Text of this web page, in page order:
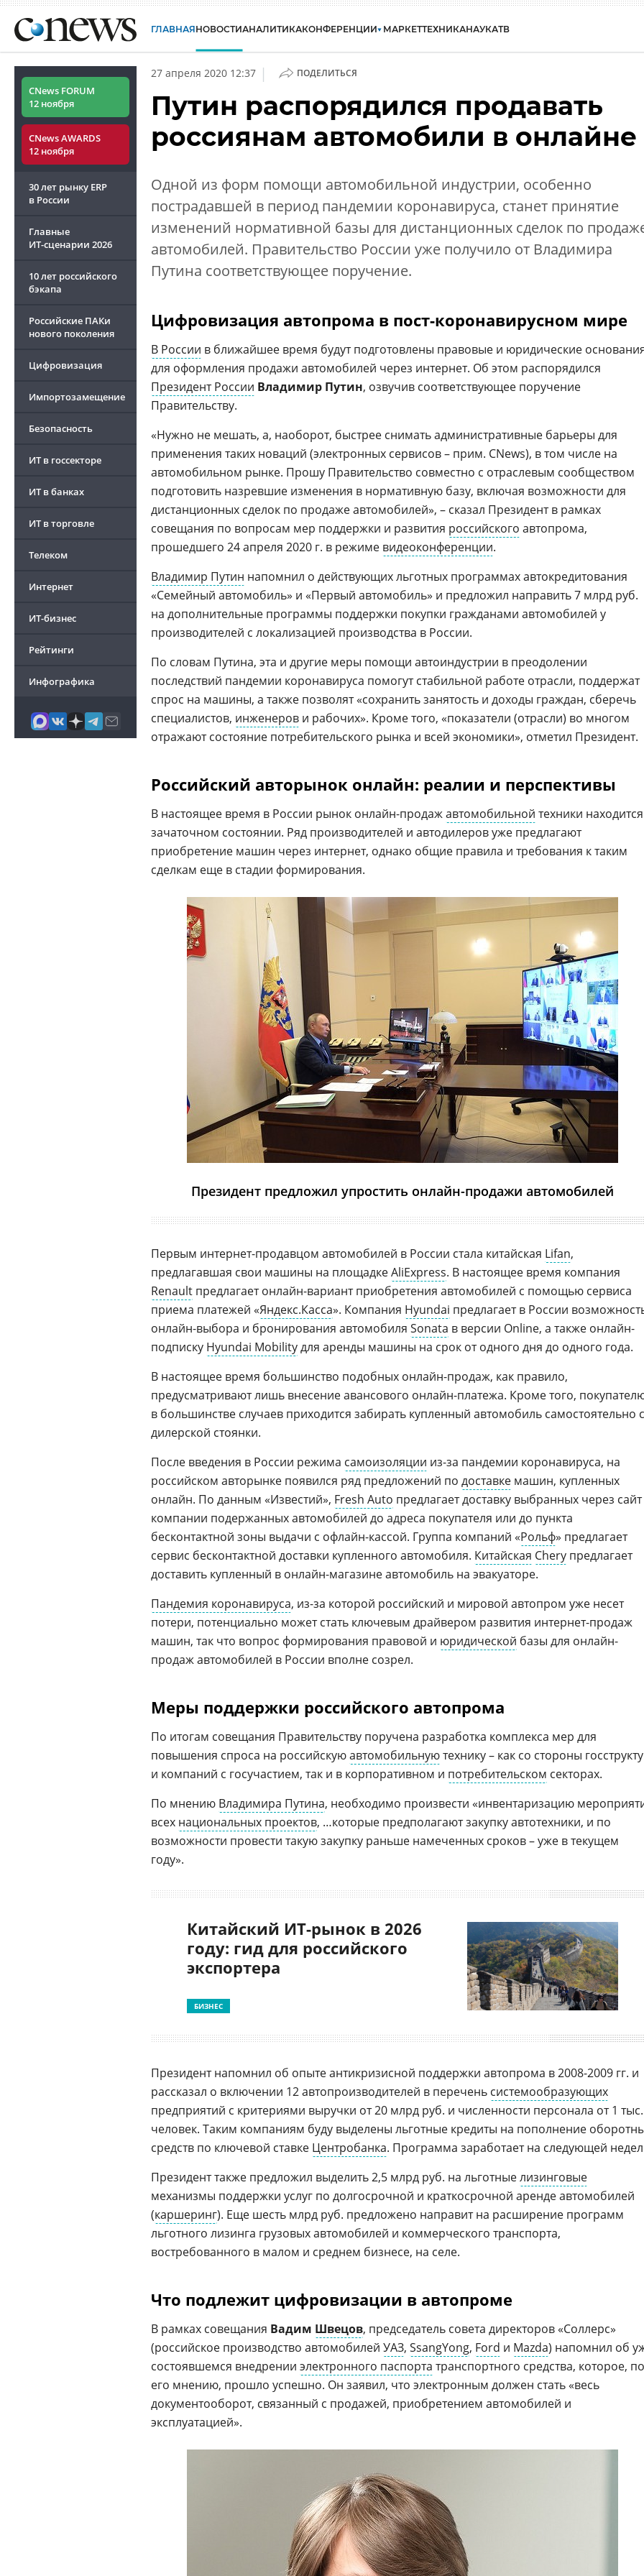
ГЛАВНАЯНОВОСТИАНАЛИТИКАКОНФЕРЕНЦИИ МАРКЕТТЕХНИКАНАУКАТВ
CNews FORUM
12 ноября
CNews AWARDS
12 ноября
30 лет рынку ERP
в России
Главные
ИТ-сценарии 2026
10 лет российского
бэкапа
Российские ПАКи
нового поколения
Цифровизация
Импортозамещение
Безопасность
ИТ в госсекторе
ИТ в банках
ИТ в торговле
Телеком
Интернет
ИТ-бизнес
Рейтинги
Инфографика
27 апреля 2020 12:37 | ПОДЕЛИТЬСЯ
Путин распорядился продавать
россиянам автомобили в онлайне
Одной из форм помощи автомобильной индустрии, особенно
пострадавшей в период пандемии коронавируса, станет принятие
изменений нормативной базы для дистанционных сделок по
автомобилей. Правительство России уже получило от Владимира
Путина соответствующее поручение.
Цифровизация автопрома в пост-коронавирусном мире
В России в ближайшее время будут подготовлены правовые и юридические
для оформления продажи автомобилей через интернет. Об этом распорядился
Президент России Владимир Путин, озвучив соответствующее поручение
Правительству.
«Нужно не мешать, а, наоборот, быстрее снимать административные барьеры для
применения таких новаций (электронных сервисов – прим. CNews), в том числе на
автомобильном рынке. Прошу Правительство совместно с отраслевым сообществом
подготовить назревшие изменения в нормативную базу, включая возможности для
дистанционных сделок по продаже автомобилей», – сказал Президент в рамках
совещания по вопросам мер поддержки и развития российского автопрома,
прошедшего 24 апреля 2020 г. в режиме видеоконференции.
Владимир Путин напомнил о действующих льготных программах автокредитования
«Семейный автомобиль» и «Первый автомобиль» и предложил направить 7 млрд руб.
на дополнительные программы поддержки покупки гражданами автомобилей у
производителей с локализацией производства в России.
По словам Путина, эта и другие меры помощи автоиндустрии в преодолении
последствий пандемии коронавируса помогут стабильной работе отрасли, поддержат
спрос на машины, а также позволят «сохранить занятость и доходы граждан, сберечь
специалистов, инженеров и рабочих». Кроме того, «показатели (отрасли) во многом
отражают состояние потребительского рынка и всей экономики», отметил Президент.
Российский авторынок онлайн: реалии и перспективы
В настоящее время в России рынок онлайн-продажавтомобильной техники
зачаточном состоянии. Ряд производителей и автодилеров уже предлагают
приобретение машин через интернет, однако общие правила и требования к таким
сделкам еще в стадии формирования.
Президент предложил упростить онлайн-продажи автомобилей
Первым интернет-продавцом автомобилей в России стала китайская Lifan,
предлагавшая свои машины на площадкеAliExpress. В настоящее время компания
Renault предлагает онлайн-вариант приобретения автомобилей с помощью сервиса
приема платежей «Яндекс.Касса». Компания Hyundai предлагает в России
онлайн-выбора и бронирования автомобиля Sonata в версии Online, а также онлайн-
подписку Hyundai Mobilityдля аренды машины на срок от одного дня до одного года.
В настоящее время большинство подобных онлайн-продаж, как правило,
предусматривают лишь внесение авансового онлайн-платежа. Кроме того,
в большинстве случаев приходится забирать купленный автомобиль самостоятельно с
дилерской стоянки.
После введения в России режима самоизоляции из-за пандемии коронавируса, на
российском авторынке появился ряд предложений по доставке машин, купленных
онлайн. По данным «Известий», Fresh Auto предлагает доставку выбранных через сайт
компании подержанных автомобилей до адреса покупателя или до пункта
бесконтактной зоны выдачи с офлайн-кассой. Группа компаний «Рольф» предлагает
сервис бесконтактной доставки купленного автомобиля. Китайская Chery предлагает
доставить купленный в онлайн-магазине автомобиль на эвакуаторе.
Пандемия коронавируса, из-за которой российский и мировой автопром уже несет
потери, потенциально может стать ключевым драйвером развития интернет-продаж
машин, так что вопрос формирования правовой и юридической базы для онлайн-
продаж автомобилей в России вполне созрел.
Меры поддержки российского автопрома
По итогам совещания Правительству поручена разработка комплекса мер для
повышения спроса на российскуюавтомобильнуютехнику – как со стороны
и компаний с госучастием, так и в корпоративном и потребительском секторах.
По мнению Владимира Путина, необходимо произвести «инвентаризацию
всех национальных проектов, …которые предполагают закупку автотехники, и по
возможности провести такую закупку раньше намеченных сроков – уже в текущем
году».
Китайский ИТ-рынок в 2026
году: гид для российского
экспортера
БИЗНЕС
Президент напомнил об опыте антикризисной поддержки автопрома в 2008-2009 гг. и
рассказал о включении 12 автопроизводителей в перечень системообразующих
предприятий с критериями выручки от 20 млрд руб. и численности персонала от 1 тыс.
человек. Таким компаниям буду выделены льготные кредиты на пополнение
средств по ключевой ставке Центробанка. Программа заработает на следующей
Президент также предложил выделить 2,5 млрд руб. на льготныелизинговые
механизмы поддержки услуг по долгосрочной и краткосрочной аренде автомобилей
(каршеринг). Еще шесть млрд руб. предложено направит на расширение программ
льготного лизинга грузовых автомобилей и коммерческого транспорта,
востребованного в малом и среднем бизнесе, на селе.
Что подлежит цифровизации в автопроме
В рамках совещания Вадим Швецов, председатель совета директоров «Соллерс»
(российское производство автомобилей УАЗ, SsangYong, Ford и Mazda) напомнил об
состоявшемся внедрении электронного паспорта транспортного средства, которое, по
его мнению, прошло успешно. Он заявил, что электронным должен стать «весь
документооборот, связанный с продажей, приобретением автомобилей и
эксплуатацией».